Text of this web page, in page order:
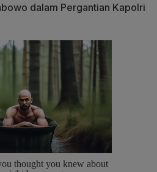
dalam Pergantian Kapolri